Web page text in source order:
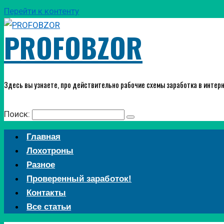
Перейти к контенту
PROFOBZOR
Здесь вы узнаете, про действительно рабочие схемы заработка в
Поиск:
Главная
Лохотроны
Разное
Проверенный заработок!
Контакты
Все статьи